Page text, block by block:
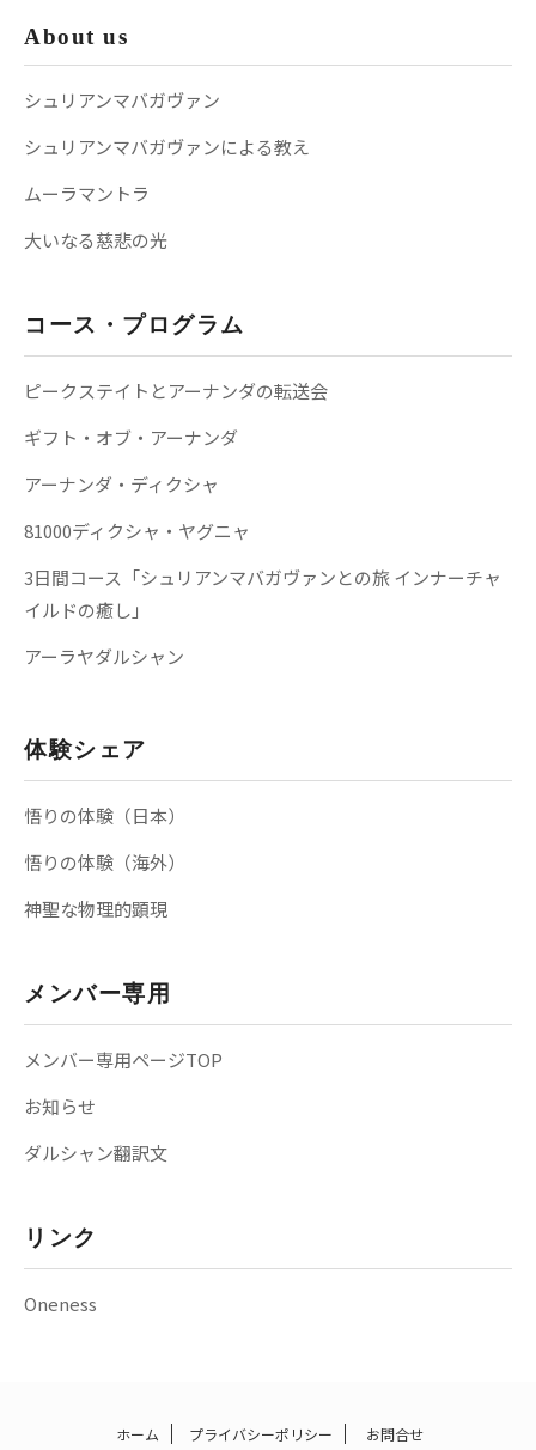
About us
シュリアンマバガヴァン
シュリアンマバガヴァンによる教え
ムーラマントラ
大いなる慈悲の光
コース・プログラム
ピークステイトとアーナンダの転送会
ギフト・オブ・アーナンダ
アーナンダ・ディクシャ
81000ディクシャ・ヤグニャ
3日間コース「シュリアンマバガヴァンとの旅 インナーチャ
イルドの癒し」
アーラヤダルシャン
体験シェア
悟りの体験（日本）
悟りの体験（海外）
神聖な物理的顕現
メンバー専用
メンバー専用ページTOP
お知らせ
ダルシャン翻訳文
リンク
Oneness
ホーム プライバシーポリシー お問合せ